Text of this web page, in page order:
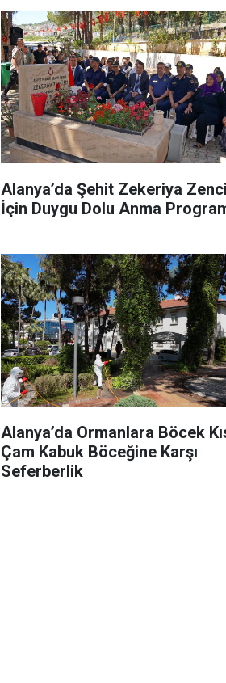
Alanya’da Şehit Zekeriya
İçin Duygu Dolu Anma
Alanya’da Ormanlara Böcek
Çam Kabuk Böceğine Karşı
Seferberlik